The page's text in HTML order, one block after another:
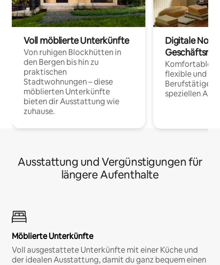
Voll möblierte Unterkünfte
Von ruhigen Blockhütten in
den Bergen bis hin zu
praktischen
Stadtwohnungen – diese
möblierten Unterkünfte
bieten dir Ausstattung wie
zuhause.
Digitale
Komfortable
flexible und
Berufstätige
speziellen
Ausstattung und Vergünstigungen für
längere Aufenthalte
Möblierte Unterkünfte
Voll ausgestattete Unterkünfte mit einer Küche und
der idealen Ausstattung, damit du ganz bequem einen